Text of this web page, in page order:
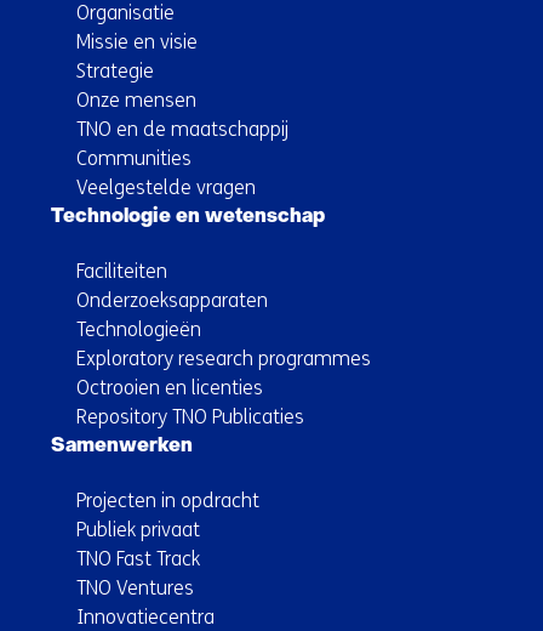
Organisatie
Missie en visie
Strategie
Onze mensen
TNO en de maatschappij
Communities
Veelgestelde vragen
Technologie en wetenschap
Faciliteiten
Onderzoeksapparaten
Technologieën
Exploratory research programmes
Octrooien en licenties
Repository TNO Publicaties
Samenwerken
Projecten in opdracht
Publiek privaat
TNO Fast Track
TNO Ventures
Innovatiecentra